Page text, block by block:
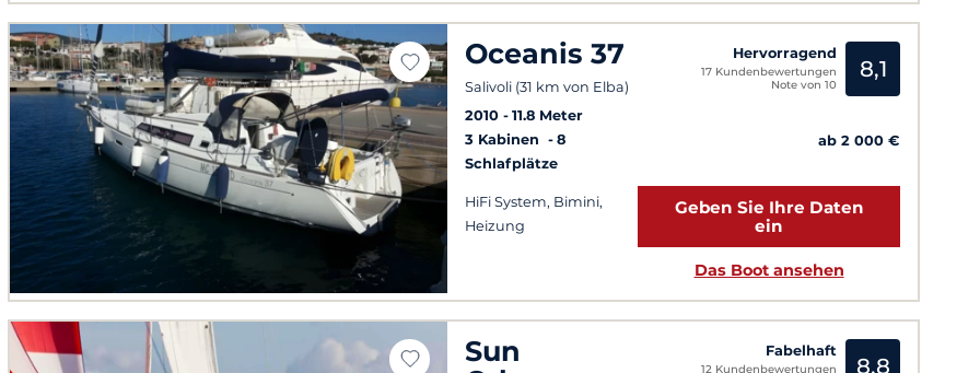
Bugstrahlruder,
Oceanis 37
Salivoli (31 km von Elba)
2010
11.8 Meter
3 Kabinen
8
Schlafplätze
HiFi System, Bimini,
Heizung
Hervorragend
17 Kundenbewertungen
Note von 10
8,1
ab 2 000 €
Geben Sie Ihre Daten
ein
Das Boot ansehen
Sun
Fabelhaft
12 Kundenbewertungen 8,8